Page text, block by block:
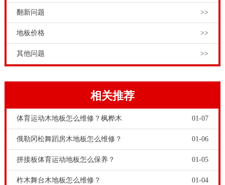
翻新问题 >>
地板价格 >>
其他问题 >>
相关推荐
体育运动木地板怎么维修？枫桦木 01-07
俄勒冈松舞蹈房木地板怎么维修？ 01-06
拼接板体育运动地板怎么保养？ 01-05
柞木舞台木地板怎么维修？ 01-04